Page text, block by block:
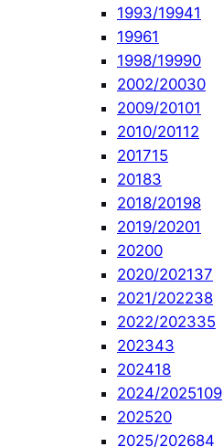
1993/19941
19961
1998/19990
2002/20030
2009/20101
2010/20112
201715
20183
2018/20198
2019/20201
20200
2020/202137
2021/202238
2022/202335
202343
202418
2024/2025109
202520
2025/202684